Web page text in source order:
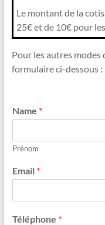
Le montant de la
25€ et de 10€ pour
Pour les autres modes
formulaire ci-dessous :
Name *
Prénom
Email *
Téléphone *